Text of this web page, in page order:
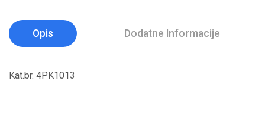
Opis Dodatne Informacije
Kat.br. 4PK1013